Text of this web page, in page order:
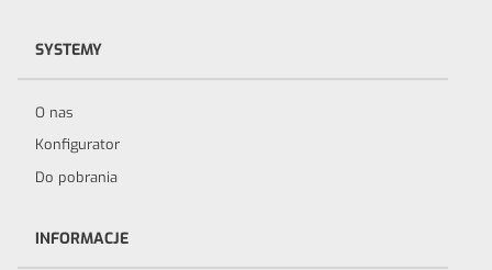
SYSTEMY
O nas
Konfigurator
Do pobrania
INFORMACJE